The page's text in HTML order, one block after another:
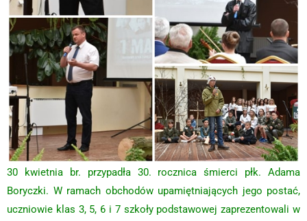
30 kwietnia br. przypadła 30. rocznica śmierci płk. Adama
Boryczki. W ramach obchodów upamiętniających jego postać,
uczniowie klas 3, 5, 6 i 7 szkoły podstawowej zaprezentowali w